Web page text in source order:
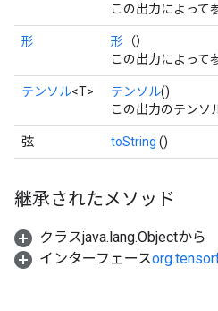
この出力によって
形 形 （）
この出力によって
テンソル<T> テンソル()
この出力のテンソ
弦 toString ()
継承されたメソッド
クラスjava.lang.Objectから
インターフェース